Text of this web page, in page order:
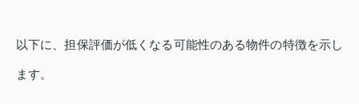
以下に、担保評価が低くなる可能性のある物件の特徴を示し
ます。